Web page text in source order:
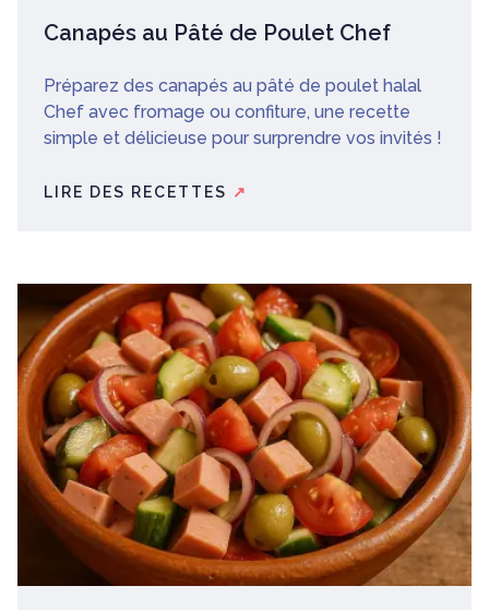
Canapés au Pâté de Poulet Chef
Préparez des canapés au pâté de poulet halal
Chef avec fromage ou confiture, une recette
simple et délicieuse pour surprendre vos invités !
LIRE DES RECETTES ↗